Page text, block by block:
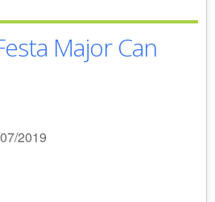
Major Can
2019